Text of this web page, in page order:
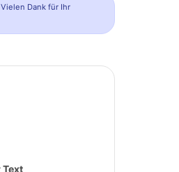
Dank für Ihr
Text